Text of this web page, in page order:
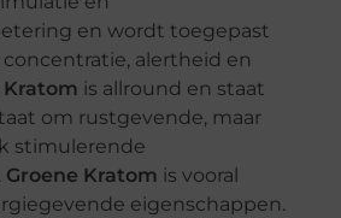
en wordt toegepast
alertheid en
Kratom is allround en staat
om rustgevende, maar
stimulerende
Groene Kratom is vooral
eigenschappen.